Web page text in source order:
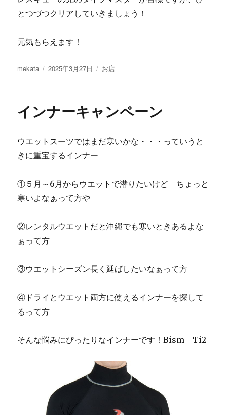
とつづつクリアしていきましょう！
元気もらえます！
投
mekata
投
2025年3月27日
カ
ー
お店
インナーキャンペーン
ウエットスーツではまだ寒いかな・・・っていうと
きに重宝するインナー
①５月～6月からウエットで潜りたいけど ちょっと
寒いよなぁって方や
②レンタルウエットだと沖縄でも寒いときあるよな
ぁって方
③ウエットシーズン長く延ばしたいなぁって方
④ドライとウエット両方に使えるインナーを探して
るって方
そんな悩みにぴったりなインナーです！Bism Ti2